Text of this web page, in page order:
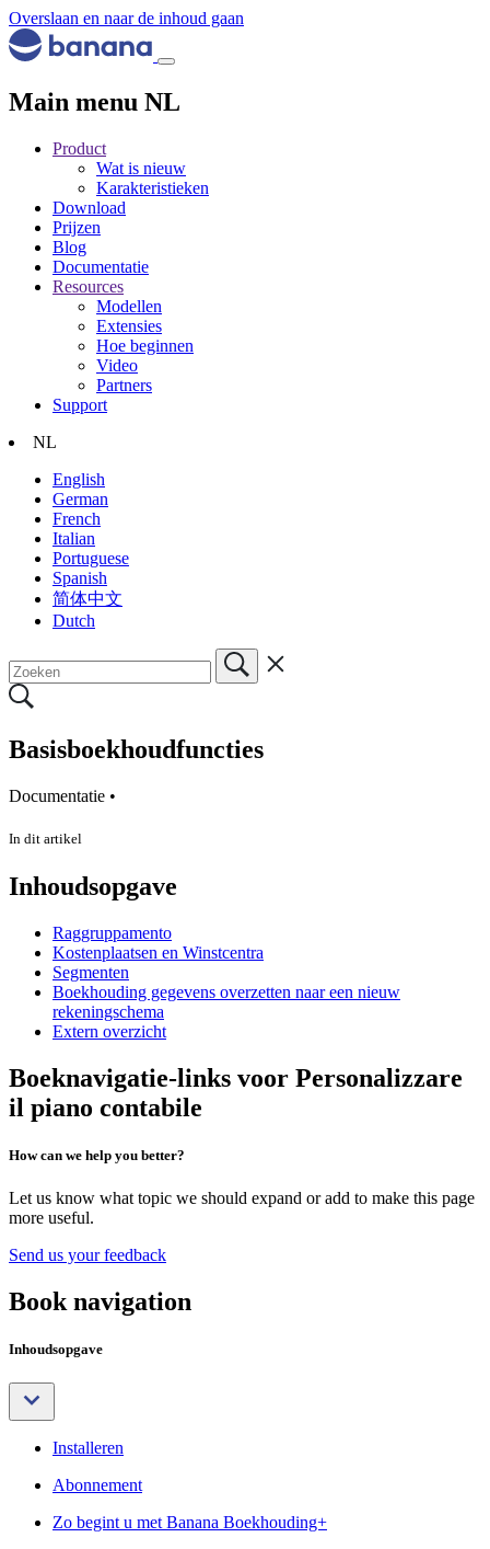
Overslaan en naar de inhoud gaan
Main menu NL
Product
Wat is nieuw
Karakteristieken
Download
Prijzen
Blog
Documentatie
Resources
Modellen
Extensies
Hoe beginnen
Video
Partners
Support
NL
English
German
French
Italian
Portuguese
Spanish
简体中文
Dutch
Basisboekhoudfuncties
Documentatie •
In dit artikel
Inhoudsopgave
Raggruppamento
Kostenplaatsen en Winstcentra
Segmenten
Boekhouding gegevens overzetten naar een nieuw
rekeningschema
Extern overzicht
Boeknavigatie-links voor Personalizzare
il piano contabile
How can we help you better?
Let us know what topic we should expand or add to make this page
more useful.
Send us your feedback
Book navigation
Inhoudsopgave
Installeren
Abonnement
Zo begint u met Banana Boekhouding+